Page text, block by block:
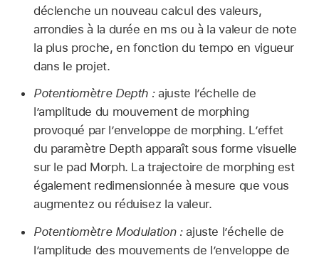
déclenche un nouveau calcul des valeurs,
arrondies à la durée en ms ou à la valeur de note
la plus proche, en fonction du tempo en vigueur
dans le projet.
Potentiomètre Depth :ajuste l’échelle de
l’amplitude du mouvement de morphing
provoqué par l’enveloppe de morphing. L’effet
du paramètre Depth apparaît sous forme visuelle
sur le pad Morph. La trajectoire de morphing est
également redimensionnée à mesure que vous
augmentez ou réduisez la valeur.
Potentiomètre Modulation :ajuste l’échelle de
l’amplitude des mouvements de l’enveloppe de